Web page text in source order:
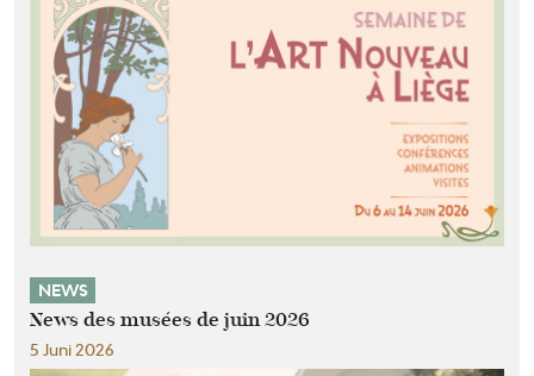
NEWS
News des musées de juin 2026
5 Juni 2026